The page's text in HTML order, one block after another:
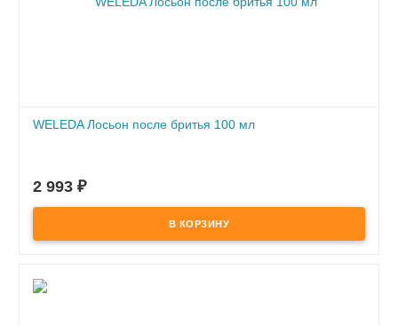
WELEDA Лосьон после бритья 100 мл
по предоплате
2 993 ₽